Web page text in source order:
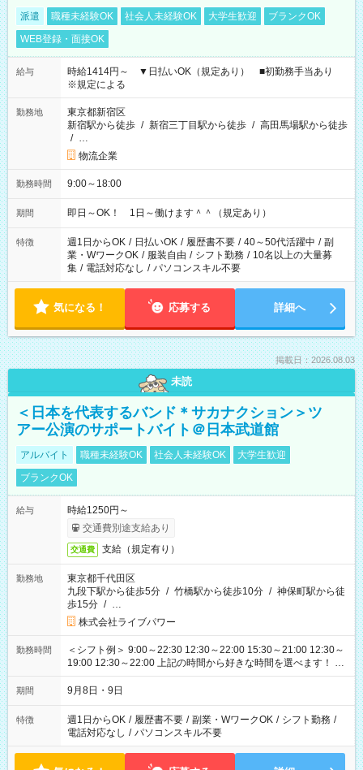
派遣 職種未経験OK 社会人未経験OK 大学生歓迎
ブランクOK
WEB登録・面接OK
給与
時給1414円～ ▼日払いOK（規定あり） ■初勤務手当あり
※規定による
勤務地
東京都新宿区
新宿駅から徒歩 / 新宿三丁目駅から徒歩 / 高田馬場駅から徒歩
/ …
物流企業
勤務時間 9:00～18:00
期間 即日～OK！ 1日～働けます＾＾（規定あり）
特徴 週1日からOK / 日払いOK / 履歴書不要 / 40～50代活躍中 / 副
業・WワークOK / 服装自由 / シフト勤務 / 10名以上の大量募
集 / 電話対応なし / パソコンスキル不要
気になる！ 応募する 詳細へ
掲載日：2026.08.03
未読
＜日本を代表するバンド＊サカナクション＞ツ
アー公演のサポートバイト＠日本武道館
アルバイト 職種未経験OK 社会人未経験OK
大学生歓迎
ブランクOK
給与
時給1250円～
交通費別途支給あり
交通費 支給（規定有り）
勤務地
東京都千代田区
九段下駅から徒歩5分 / 竹橋駅から徒歩10分 / 神保町駅から徒
歩15分 / …
株式会社ライブパワー
勤務時間
＜シフト例＞ 9:00～22:30 12:30～22:00 15:30～21:00 12:30～
19:00 12:30～22:00 上記の時間から好きな時間を選べます！ ※
時間は変更となる可能性があります
期間 9月8日・9日
特徴 週1日からOK / 履歴書不要 / 副業・WワークOK / シフト勤務 /
電話対応なし / パソコンスキル不要